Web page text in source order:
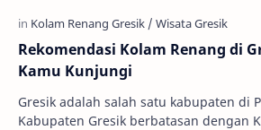
Rekomendasi Kolam Renang di
Kamu Kunjungi
Gresik adalah salah satu kabupaten di
Kabupaten Gresik berbatasan dengan